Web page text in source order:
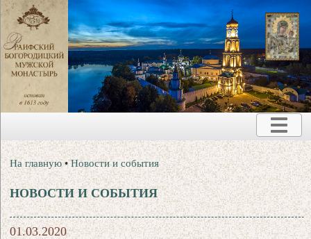
На главную •Новости и события
НОВОСТИ И СОБЫТИЯ
01.03.2020